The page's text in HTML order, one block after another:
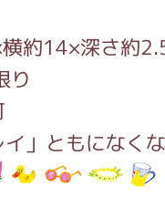
横約14×深さ約
り
」ともになく